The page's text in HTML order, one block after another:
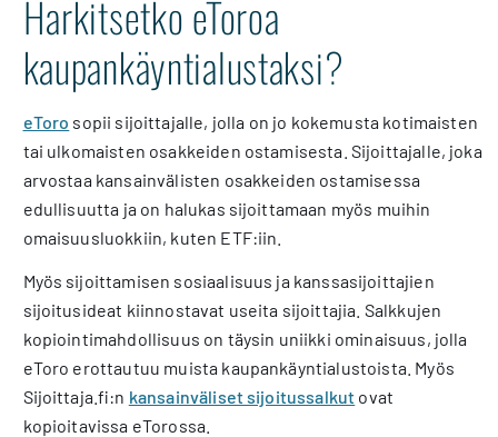
Harkitsetko eToroa
kaupankäyntialustaksi?
eToro sopii sijoittajalle, jolla on jo kokemusta kotimaisten
tai ulkomaisten osakkeiden ostamisesta. Sijoittajalle, joka
arvostaa kansainvälisten osakkeiden ostamisessa
edullisuutta ja on halukas sijoittamaan myös muihin
omaisuusluokkiin, kuten ETF:iin.
Myös sijoittamisen sosiaalisuus ja kanssasijoittajien
sijoitusideat kiinnostavat useita sijoittajia. Salkkujen
kopiointimahdollisuus on täysin uniikki ominaisuus, jolla
eToro erottautuu muista kaupankäyntialustoista. Myös
Sijoittaja.fi:n kansainväliset sijoitussalkut ovat
kopioitavissa eTorossa.